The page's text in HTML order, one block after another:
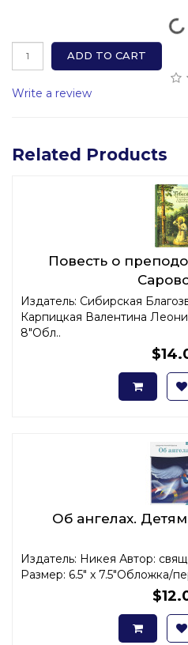
ADD TO CART
Write a review
Related Products
Повесть о
Издатель: Сибирская
Карпицкая Валентина
8"Обл..
Об ангелах.
Издатель: Никея Автор:
Размер: 6.5" x 7.5"Обложка/